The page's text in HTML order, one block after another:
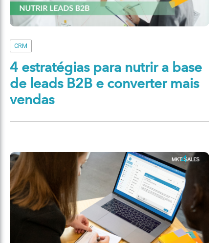
CRM
4 estratégias para nutrir a base
de leads B2B e converter mais
vendas